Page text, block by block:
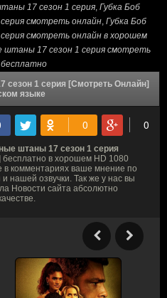
17 сезон 1 серия, Губка Боб
смотреть онлайн, Губка Боб
смотреть онлайн в хорошем
штаны 17 сезон 1 серия смотреть
сезон 1 серия [Смотреть Онлайн]
языке
штаны 17 сезон 1 серия
бесплатно в хорошем HD 1080
в комментариях ваше мнение по
нашей озвучки. Так же у нас вы
Новости сайта абсолютно